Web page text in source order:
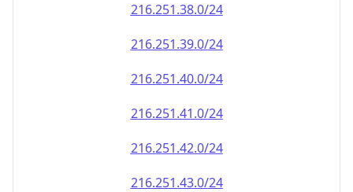
216.251.38.0/24
216.251.39.0/24
216.251.40.0/24
216.251.41.0/24
216.251.42.0/24
216.251.43.0/24